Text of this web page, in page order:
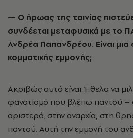
— Ο ήρωας της ταινίας
συνδέεται μεταφυσικά με το
Ανδρέα Παπανδρέου. Είναι μια
κομματικής εμμονής;
Ακριβώς αυτό είναι. Ήθελα να
φανατισμό που βλέπω παντού –
αριστερά, στην αναρχία, στη
παντού. Αυτή την εμμονή του